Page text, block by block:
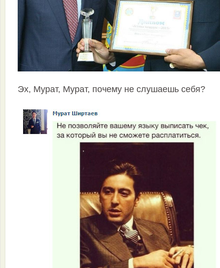
Эх, Мурат, Мурат, почему не слушаешь себя?